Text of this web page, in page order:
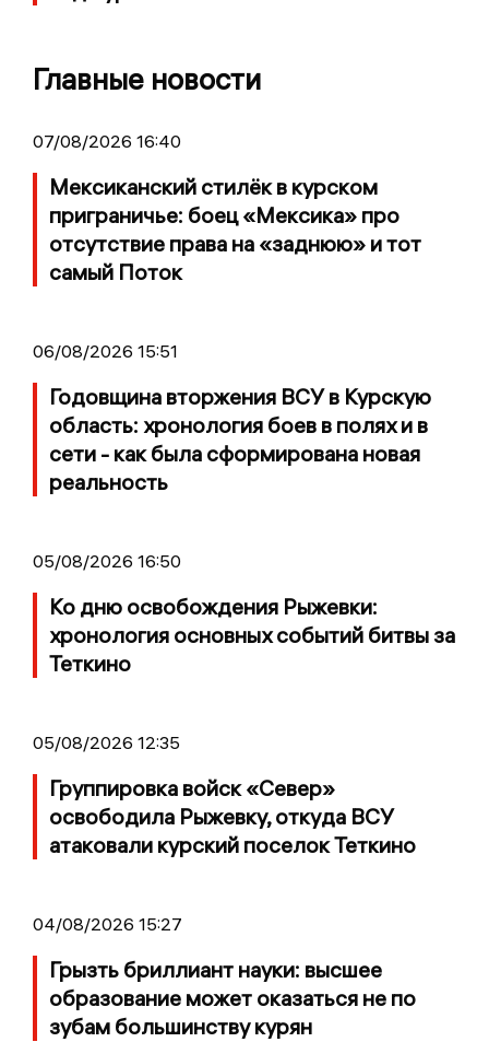
Главные новости
07/08/2026 16:40
Мексиканский стилёк в курском
приграничье: боец «Мексика» про
отсутствие права на «заднюю» и тот
самый Поток
06/08/2026 15:51
Годовщина вторжения ВСУ в Курскую
область: хронология боев в полях и в
сети - как была сформирована новая
реальность
05/08/2026 16:50
Ко дню освобождения Рыжевки:
хронология основных событий битвы за
Теткино
05/08/2026 12:35
Группировка войск «Север»
освободила Рыжевку, откуда ВСУ
атаковали курский поселок Теткино
04/08/2026 15:27
Грызть бриллиант науки: высшее
образование может оказаться не по
зубам большинству курян